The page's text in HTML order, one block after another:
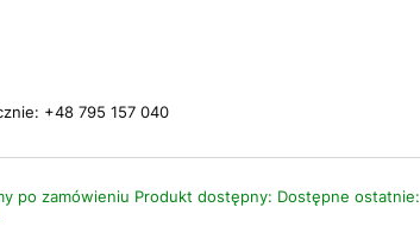
+48 795 157 040
po zamówieniu Produkt dostępny: Dostępne ostatnie: